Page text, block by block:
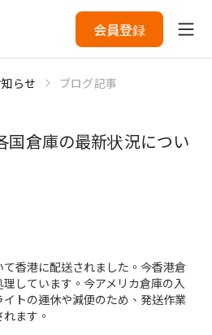
会員登録
らせ ブログ記事
国倉庫の最新状況につい
香港に配送されました。今香港倉
しています。今アメリカ倉庫の入
トの運休や減便のため、発送作業
ます。